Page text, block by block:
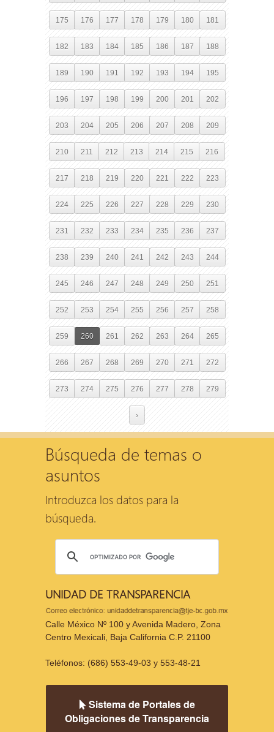
175 176 177 178 179 180 181
182 183 184 185 186 187 188
189 190 191 192 193 194 195
196 197 198 199 200 201 202
203 204 205 206 207 208 209
210 211 212 213 214 215 216
217 218 219 220 221 222 223
224 225 226 227 228 229 230
231 232 233 234 235 236 237
238 239 240 241 242 243 244
245 246 247 248 249 250 251
252 253 254 255 256 257 258
259 260 261 262 263 264 265
266 267 268 269 270 271 272
273 274 275 276 277 278 279
›
Búsqueda de temas o
asuntos
Introduzca los datos para la
búsqueda.
UNIDAD DE TRANSPARENCIA
Calle México Nº 100 y Avenida Madero, Zona
Centro Mexicali, Baja California C.P. 21100
Teléfonos: (686) 553-49-03 y 553-48-21
Sistema de Portales de
Obligaciones de Transparencia